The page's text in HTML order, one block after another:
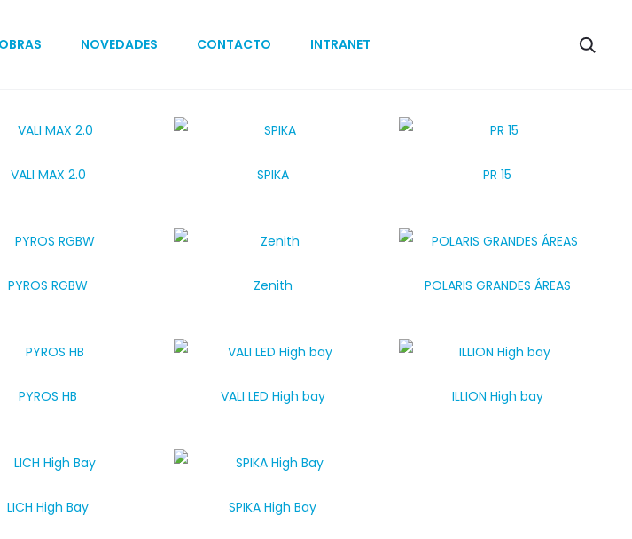
OBRAS NOVEDADES CONTACTO INTRANET
VALI MAX 2.0 SPIKA PR 15
PYROS RGBW Zenith POLARIS GRANDES ÁREAS
PYROS HB VALI LED High bay ILLION High bay
LICH High Bay SPIKA High Bay